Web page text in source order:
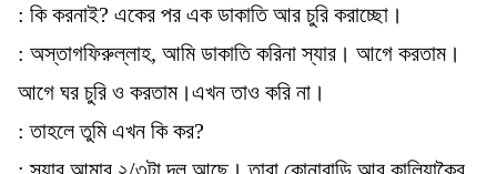
: কি করনাই? একের পর এক ডাকাতি আর চুরি করাচ্ছো।
: অস্তাগফিরুল্লাহ, আমি ডাকাতি করিনা স্যার। আগে করতাম।
আগে ঘর চুরি ও করতাম।এখন তাও করি না।
: তাহলে তুমি এখন কি কর?